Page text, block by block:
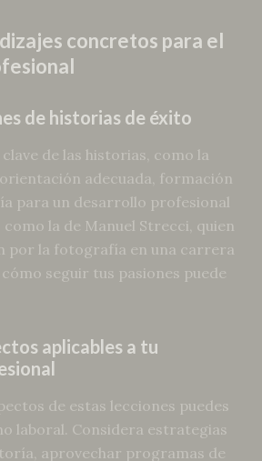
concretos para el
de historias de éxito
de las historias, como la
adecuada, formación
para un desarrollo profesional
la de Manuel Strecci, quien
por la fotografía en una carrera
seguir tus pasiones puede
aplicables a tu
de estas lecciones puedes
laboral. Considera estrategias
aprovechar programas de